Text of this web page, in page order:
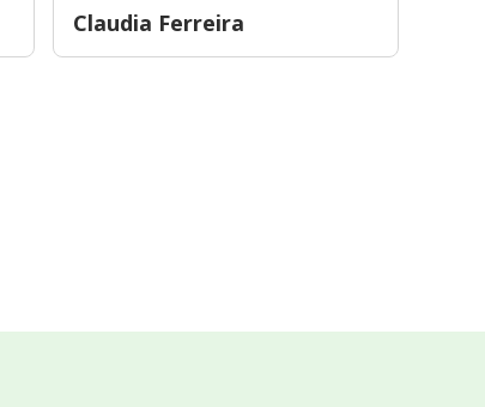
Claudia Ferreira